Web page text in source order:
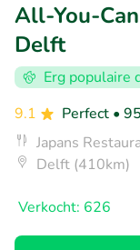
All-You-
Delft
Erg populaire
9.1
Perfect •
Japans
Delft (410km)
Verkocht: 626